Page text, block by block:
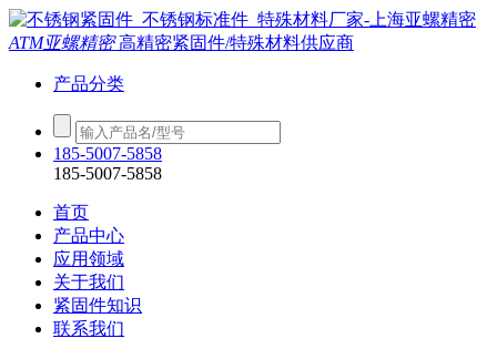
ATM亚螺精密高精密紧固件/特殊材料供应商
产品分类
185-5007-5858
185-5007-5858
首页
产品中心
应用领域
关于我们
紧固件知识
联系我们